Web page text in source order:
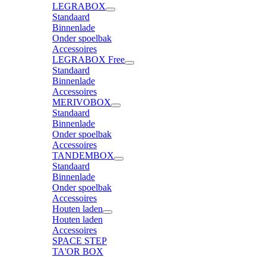
LEGRABOX
Standaard
Binnenlade
Onder spoelbak
Accessoires
LEGRABOX Free
Standaard
Binnenlade
Accessoires
MERIVOBOX
Standaard
Binnenlade
Onder spoelbak
Accessoires
TANDEMBOX
Standaard
Binnenlade
Onder spoelbak
Accessoires
Houten laden
Houten laden
Accessoires
SPACE STEP
TA'OR BOX